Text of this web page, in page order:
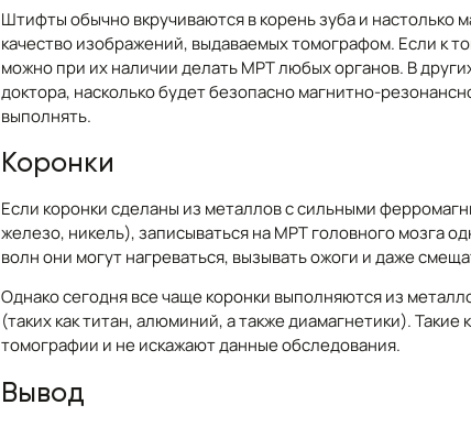
Штифты обычно вкручиваются в корень зуба и настолько
качество изображений, выдаваемых томографом. Если к
можно при их наличии делать МРТ любых органов. В
доктора, насколько будет безопасно магнитно-
выполнять.
Коронки
Если коронки сделаны из металлов с сильными
железо, никель), записываться на МРТ головного мозга
волн они могут нагреваться, вызывать ожоги и даже
Однако сегодня все чаще коронки выполняются из
(таких как титан, алюминий, а также диамагнетики).
томографии и не искажают данные обследования.
Вывод